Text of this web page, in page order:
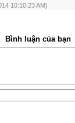
10:10:23 AM)
Bình luận của bạn